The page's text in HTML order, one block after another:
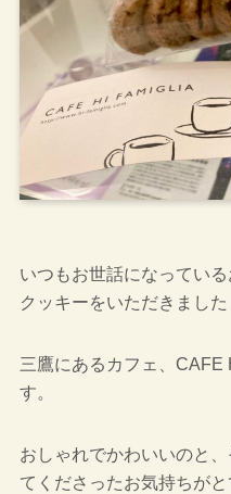
いつもお世話になってい
クッキーをいただきました
三鷹にあるカフェ、CAFE
す。
おしゃれでかわいいのと
てくださったお気持ちがと